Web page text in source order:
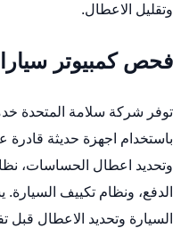
وتقليل الاعطال.
فحص كمبيوتر
توفر شركة سلامة المتحدة
باستخدام اجهزة حديثة قادرة
وتحديد اعطال الحساسات، نظام
الدفع، ونظام تكييف
السيارة وتحديد الاعطال قبل